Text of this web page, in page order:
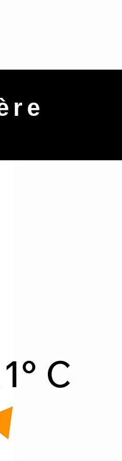
C